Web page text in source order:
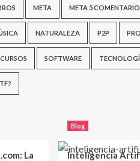
META META 5
NATURALEZA P2P
SOFTWARE
La
Blog
Inteligencia